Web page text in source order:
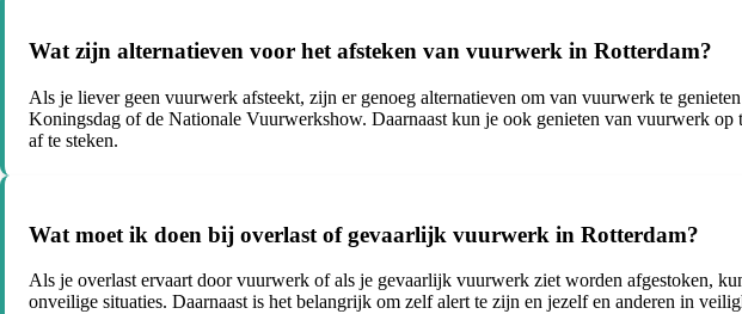
Wat zijn alternatieven voor het afsteken van vuurwerk in Rotterdam?
Als je liever geen vuurwerk afsteekt, zijn er genoeg alternatieven om van vuurwerk te
Koningsdag of de Nationale Vuurwerkshow. Daarnaast kun je ook genieten van vuurwerk
af te steken.
Wat moet ik doen bij overlast of gevaarlijk vuurwerk in Rotterdam?
Als je overlast ervaart door vuurwerk of als je gevaarlijk vuurwerk ziet worden afgestoken,
onveilige situaties. Daarnaast is het belangrijk om zelf alert te zijn en jezelf en anderen in